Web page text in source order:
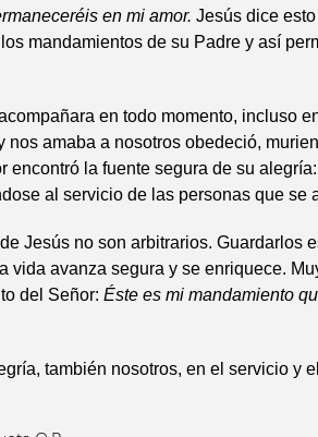
en mi amor. Jesús dice
mandamientos de su Padre y así
en todo momento, incluso
nos amaba a nosotros obedeció,
encontró la fuente segura de su
al servicio de las personas que se
Jesús no son arbitrarios. Guardarlos
vida avanza segura y se enriquece.
del Señor: Éste es mi mandamiento
también nosotros, en el servicio y